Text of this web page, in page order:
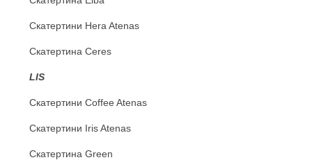
Скатертини Hera Atenas
Скатертина Ceres
LIS
Скатертини Coffee Atenas
Скатертини Iris Atenas
Скатертина Green